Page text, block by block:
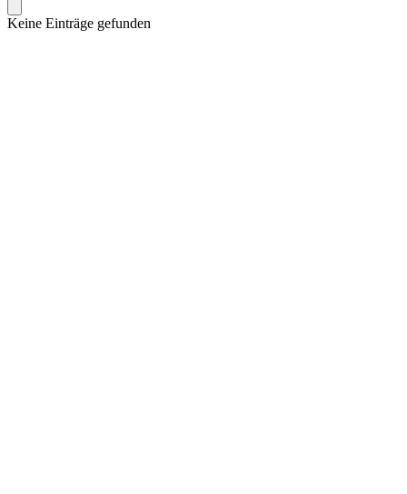
Keine Einträge gefunden